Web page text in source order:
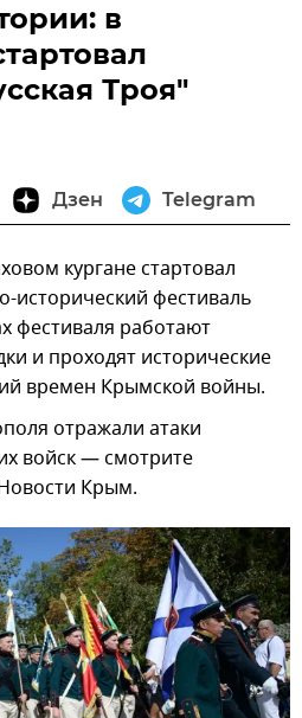
в
Троя"
Дзен Telegram
кургане стартовал
фестиваль
фестиваля работают
и проходят исторические
времен Крымской войны.
отражали атаки
войск — смотрите
Крым.